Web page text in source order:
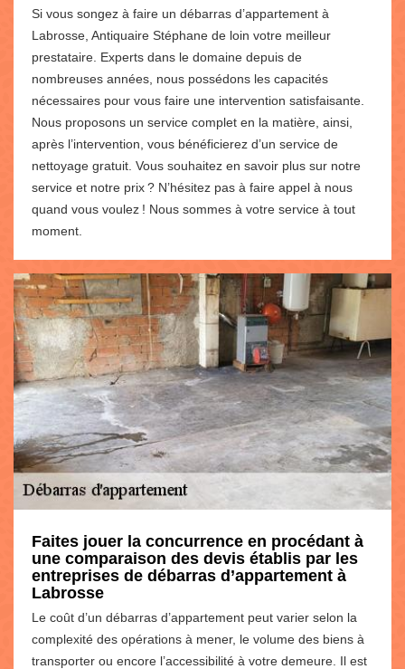
Si vous songez à faire un débarras d’appartement à
Labrosse, Antiquaire Stéphane de loin votre meilleur
prestataire. Experts dans le domaine depuis de
nombreuses années, nous possédons les capacités
nécessaires pour vous faire une intervention satisfaisante.
Nous proposons un service complet en la matière, ainsi,
après l’intervention, vous bénéficierez d’un service de
nettoyage gratuit. Vous souhaitez en savoir plus sur notre
service et notre prix ? N’hésitez pas à faire appel à nous
quand vous voulez ! Nous sommes à votre service à tout
moment.
Faites jouer la concurrence en procédant à
une comparaison des devis établis par les
entreprises de débarras d’appartement à
Labrosse
Le coût d’un débarras d’appartement peut varier selon la
complexité des opérations à mener, le volume des biens à
transporter ou encore l’accessibilité à votre demeure. Il est